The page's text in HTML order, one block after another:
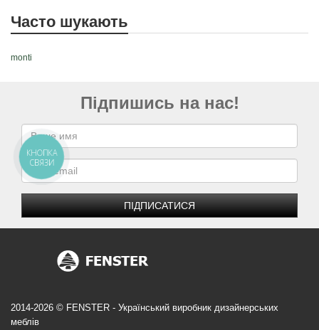
Часто шукають
monti
Підпишись на нас!
ПІДПИСАТИСЯ
2014-2026 © FENSTER - Український виробник дизайнерських
меблів